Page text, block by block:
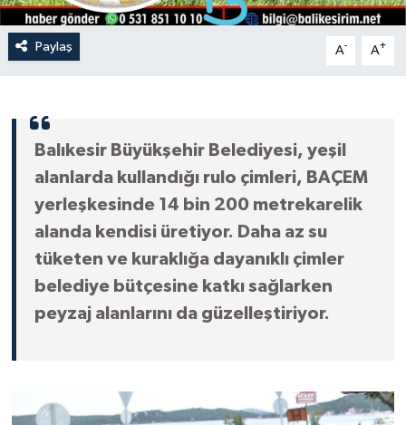
Paylaş A- A+
Balıkesir Büyükşehir Belediyesi, yeşil
alanlarda kullandığı rulo çimleri, BAÇEM
yerleşkesinde 14 bin 200 metrekarelik
alanda kendisi üretiyor. Daha az su
tüketen ve kuraklığa dayanıklı çimler
belediye bütçesine katkı sağlarken
peyzaj alanlarını da güzelleştiriyor.